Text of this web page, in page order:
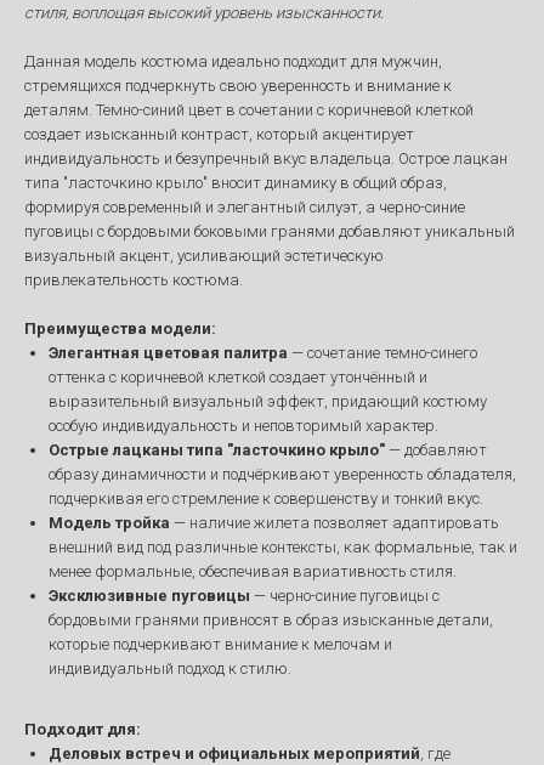
стиля, воплощая высокий уровень изысканности.
Данная модель костюма идеально подходит для мужчин,
стремящихся подчеркнуть свою уверенность и внимание к
деталям. Темно-синий цвет в сочетании с коричневой клеткой
создает изысканный контраст, который акцентирует
индивидуальность и безупречный вкус владельца. Острое лацкан
типа "ласточкино крыло" вносит динамику в общий образ,
формируя современный и элегантный силуэт, а черно-синие
пуговицы с бордовыми боковыми гранями добавляют уникальный
визуальный акцент, усиливающий эстетическую
привлекательность костюма.
Преимущества модели:
Элегантная цветовая палитра — сочетание темно-синего
оттенка с коричневой клеткой создает утончённый и
выразительный визуальный эффект, придающий костюму
особую индивидуальность и неповторимый характер.
Острые лацканы типа "ласточкино крыло" — добавляют
образу динамичности и подчёркивают уверенность обладателя,
подчеркивая его стремление к совершенству и тонкий вкус.
Модель тройка — наличие жилета позволяет адаптировать
внешний вид под различные контексты, как формальные, так и
менее формальные, обеспечивая вариативность стиля.
Эксклюзивные пуговицы — черно-синие пуговицы с
бордовыми гранями привносят в образ изысканные детали,
которые подчеркивают внимание к мелочам и
индивидуальный подход к стилю.
Подходит для:
Деловых встреч и официальных мероприятий, где